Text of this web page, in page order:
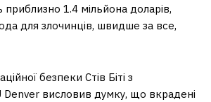
1.4 мільйона доларів,
для злочинців, швидше за все,
безпеки Стів Біті з
Denver висловив думку, що вкрадені